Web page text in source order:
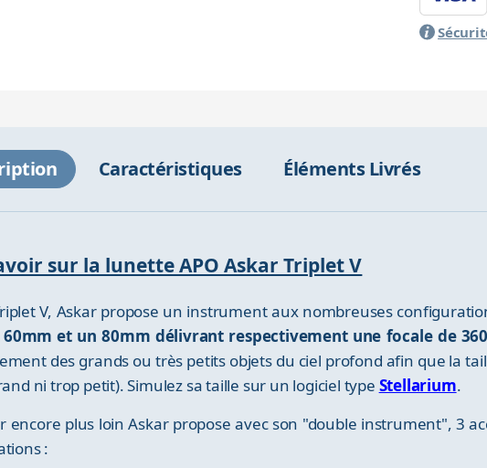
Caractéristiques Éléments Livrés
sur la lunette APO Askar Triplet V
V, Askar propose un instrument aux nombreuses
et un 80mm délivrant respectivement une focale de
des grands ou très petits objets du ciel profond afin que la
ni trop petit). Simulez sa taille sur un logiciel type Stellarium.
encore plus loin Askar propose avec son "double instrument", 3
: